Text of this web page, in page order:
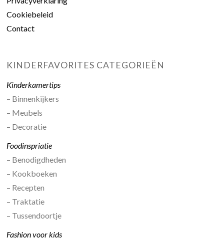
Cookiebeleid
Contact
KINDERFAVORITES CATEGORIEËN
Kinderkamertips
– Binnenkijkers
– Meubels
– Decoratie
Foodinspriatie
– Benodigdheden
– Kookboeken
– Recepten
– Traktatie
– Tussendoortje
Fashion voor kids